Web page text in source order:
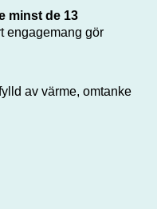
minst de 13
engagemang gör
av värme, omtanke